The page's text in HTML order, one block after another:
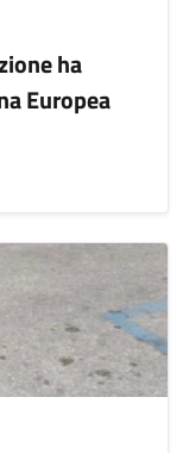
ha
Europea